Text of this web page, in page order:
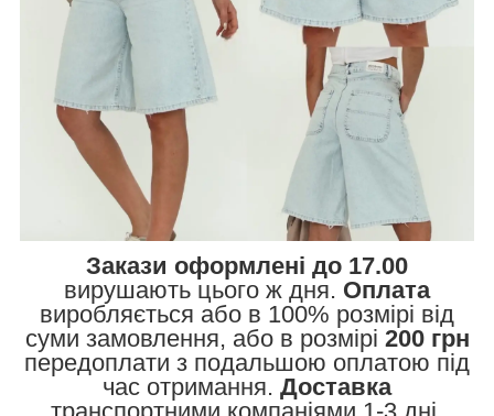
Закази оформлені до 17.00
вирушають цього ж дня. Оплата
виробляється або в 100% розмірі від
суми замовлення, або в розмірі 200 грн
передоплати з подальшою оплатою під
час отримання. Доставка